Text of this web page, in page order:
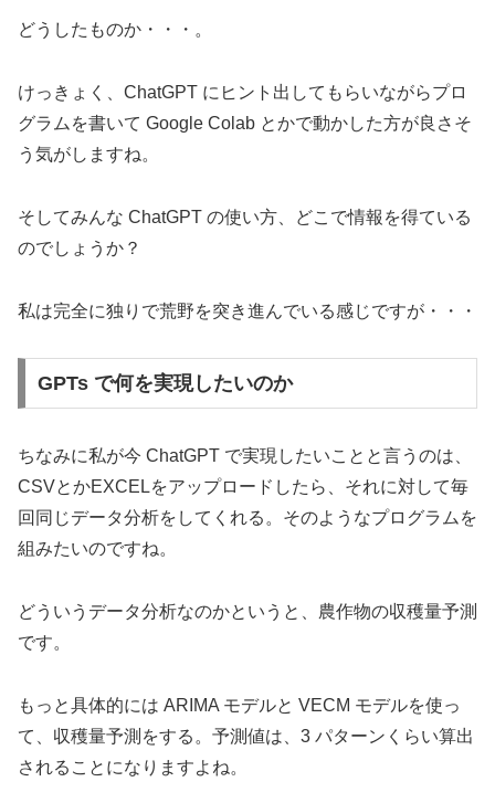
どうしたものか・・・。
けっきょく、ChatGPT にヒント出してもらいながらプロ
グラムを書いて Google Colab とかで動かした方が良さそ
う気がしますね。
そしてみんな ChatGPT の使い方、どこで情報を得ている
のでしょうか？
私は完全に独りで荒野を突き進んでいる感じですが・・・
GPTs で何を実現したいのか
ちなみに私が今 ChatGPT で実現したいことと言うのは、
CSVとかEXCELをアップロードしたら、それに対して毎
回同じデータ分析をしてくれる。そのようなプログラムを
組みたいのですね。
どういうデータ分析なのかというと、農作物の収穫量予測
です。
もっと具体的には ARIMA モデルと VECM モデルを使っ
て、収穫量予測をする。予測値は、3 パターンくらい算出
されることになりますよね。